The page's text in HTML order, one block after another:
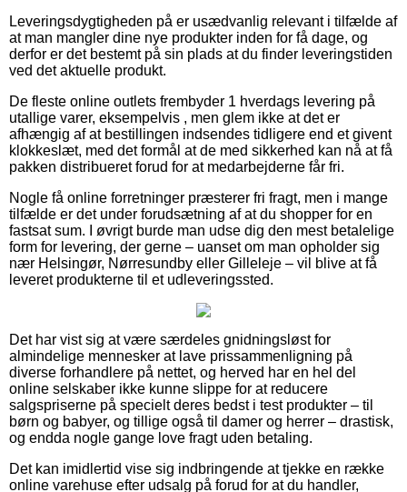
Leveringsdygtigheden på er usædvanlig relevant i tilfælde af
at man mangler dine nye produkter inden for få dage, og
derfor er det bestemt på sin plads at du finder leveringstiden
ved det aktuelle produkt.
De fleste online outlets frembyder 1 hverdags levering på
utallige varer, eksempelvis , men glem ikke at det er
afhængig af at bestillingen indsendes tidligere end et givent
klokkeslæt, med det formål at de med sikkerhed kan nå at få
pakken distribueret forud for at medarbejderne får fri.
Nogle få online forretninger præsterer fri fragt, men i mange
tilfælde er det under forudsætning af at du shopper for en
fastsat sum. I øvrigt burde man udse dig den mest betalelige
form for levering, der gerne – uanset om man opholder sig
nær Helsingør, Nørresundby eller Gilleleje – vil blive at få
leveret produkterne til et udleveringssted.
Det har vist sig at være særdeles gnidningsløst for
almindelige mennesker at lave prissammenligning på
diverse forhandlere på nettet, og herved har en hel del
online selskaber ikke kunne slippe for at reducere
salgspriserne på specielt deres bedst i test produkter – til
børn og babyer, og tillige også til damer og herrer – drastisk,
og endda nogle gange love fragt uden betaling.
Det kan imidlertid vise sig indbringende at tjekke en række
online varehuse efter udsalg på forud for at du handler,